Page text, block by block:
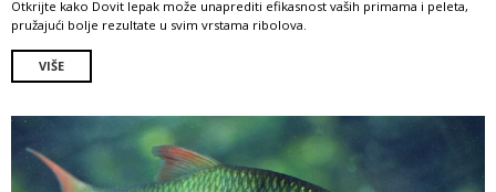
Otkrijte kako Dovit lepak može unaprediti efikasnost vaših primama i peleta,
pružajući bolje rezultate u svim vrstama ribolova.
VIŠE